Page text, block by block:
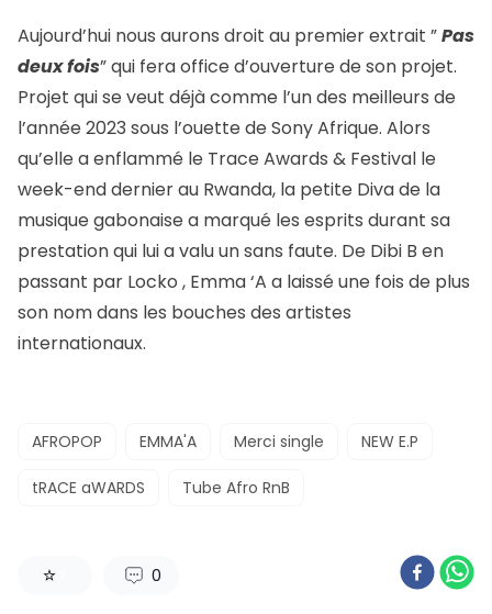
Aujourd’hui nous aurons droit au premier extrait ”Pas
deux fois” qui fera office d’ouverture de son projet.
Projet qui se veut déjà comme l’un des meilleurs de
l’année 2023 sous l’ouette de Sony Afrique. Alors
qu’elle a enflammé le Trace Awards & Festival le
week-end dernier au Rwanda, la petite Diva de la
musique gabonaise a marqué les esprits durant sa
prestation qui lui a valu un sans faute. De Dibi B en
passant par Locko , Emma ‘A a laissé une fois de plus
son nom dans les bouches des artistes
internationaux.
AFROPOP EMMA'A Merci single NEW E.P
tRACE aWARDS Tube Afro RnB
0